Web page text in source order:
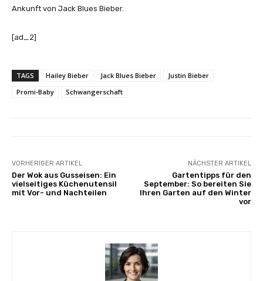
Ankunft von Jack Blues Bieber.
[ad_2]
TAGS Hailey Bieber Jack Blues Bieber
Justin Bieber
Promi-Baby
Schwangerschaft
VORHERIGER ARTIKEL
Der Wok aus Gusseisen: Ein
vielseitiges Küchenutensil
mit Vor- und Nachteilen
NÄCHSTER ARTIKEL
Gartentipps für den
September: So bereiten Sie
Ihren Garten auf den Winter
vor